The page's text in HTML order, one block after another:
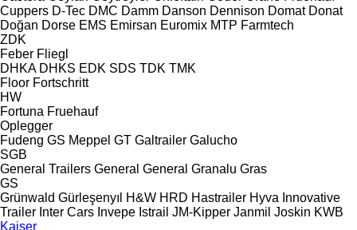
Cuppers D-Tec DMC Damm Danson Dennison Domat Donat
Doğan Dorse EMS Emirsan Euromix MTP Farmtech
ZDK
Feber Fliegl
DHKA DHKS EDK SDS TDK TMK
Floor Fortschritt
HW
Fortuna Fruehauf
Oplegger
Fudeng GS Meppel GT Galtrailer Galucho
SGB
General Trailers General General Granalu Gras
GS
Grünwald Gürleşenyıl H&W HRD Hastrailer Hyva Innovative
Trailer Inter Cars Invepe Istrail JM-Kipper Janmil Joskin KWB
Kaiser